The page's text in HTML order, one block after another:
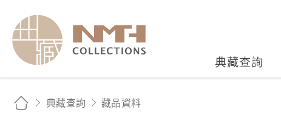
典藏查詢
典藏查詢 藏品資料